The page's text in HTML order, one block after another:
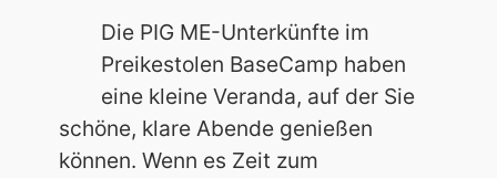
Die PIG ME-Unterkünfte im
Preikestolen BaseCamp haben
eine kleine Veranda, auf der Sie
schöne, klare Abende genießen
können. Wenn es Zeit zum